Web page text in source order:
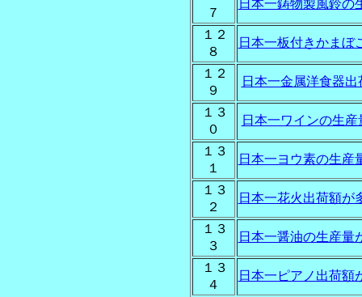
７
日本一鋳物製風鈴の
１２
８
日本一板付きかま
１２
９
日本一金属洋食器
１３
０
日本一ワインの生
１３
１
日本一ヨウ素の生産
１３
２
日本一花火出荷額が
１３
３
日本一醤油の生産量
１３
４
日本一ピアノ出荷額